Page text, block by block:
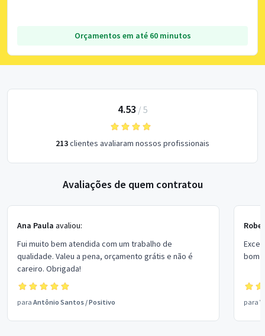
Orçamentos em até 60 minutos
4.53 / 5
213clientes avaliaram nossos profissionais
Avaliações de quem contratou
Ana Paula avaliou:
Fui muito bem atendida com um trabalho de
qualidade. Valeu a pena, orçamento grátis e não é
careiro. Obrigada!
para Antônio Santos /Positivo
bom
para